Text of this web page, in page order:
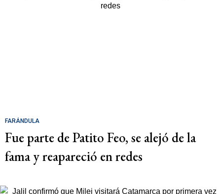
FARÁNDULA
Fue parte de Patito Feo, se alejó de la
fama y reapareció en redes